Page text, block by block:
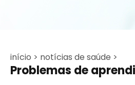
início > notícias de saúde >
Problemas de